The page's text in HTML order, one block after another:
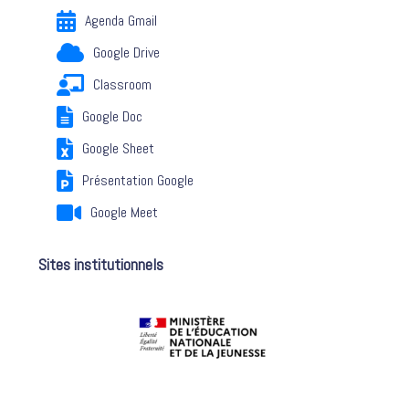
Agenda Gmail
Google Drive
Classroom
Google Doc
Google Sheet
Présentation Google
Google Meet
Sites institutionnels